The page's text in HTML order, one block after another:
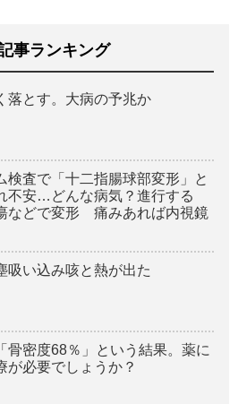
事ランキング
落とす。大病の予兆か
検査で「十二指腸球部変形」と
不安…どんな病気？進行する
などで変形 痛みあれば内視鏡
吸い込み咳と熱が出た
骨密度68％」という結果。薬に
が必要でしょうか？